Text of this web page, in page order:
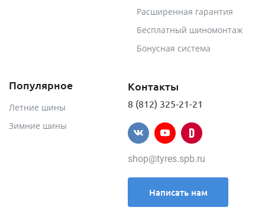
Расширенная гарантия
Бесплатный шиномонтаж
Бонусная система
Популярное
Летние шины
Зимние шины
Контакты
8 (812) 325-21-21
shop@tyres.spb.ru
Написать нам